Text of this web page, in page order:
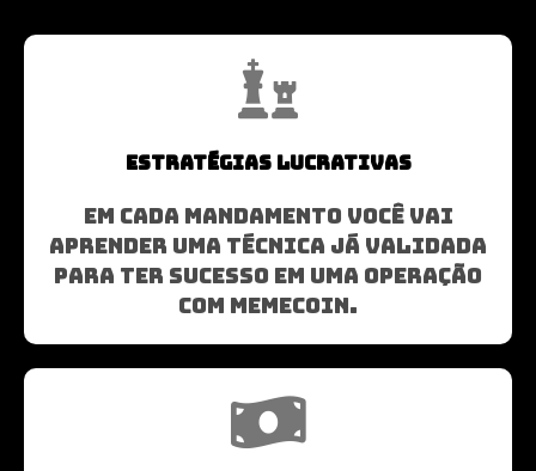
ESTRATÉGIAS LUCRATIVAS
EM CADA MANDAMENTO VOCÊ VAI
APRENDER UMA TÉCNICA JÁ VALIDADA
PARA TER SUCESSO EM UMA OPERAÇÃO
COM MEMECOIN.